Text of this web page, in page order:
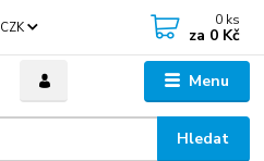
Menu
CZK
Hledat
0 ks
za 0 Kč